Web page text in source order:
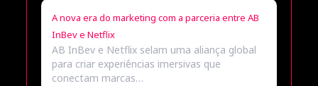
A nova era do marketing com a parceria entre AB
InBev e Netflix
AB InBev e Netflix selam uma aliança global
para criar experiências imersivas que
conectam marcas…